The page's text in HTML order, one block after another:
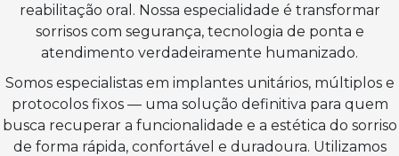
reabilitação oral. Nossa especialidade é transformar
sorrisos com segurança, tecnologia de ponta e
atendimento verdadeiramente humanizado.
Somos especialistas em implantes unitários, múltiplos e
protocolos fixos — uma solução definitiva para quem
busca recuperar a funcionalidade e a estética do sorriso
de forma rápida, confortável e duradoura. Utilizamos